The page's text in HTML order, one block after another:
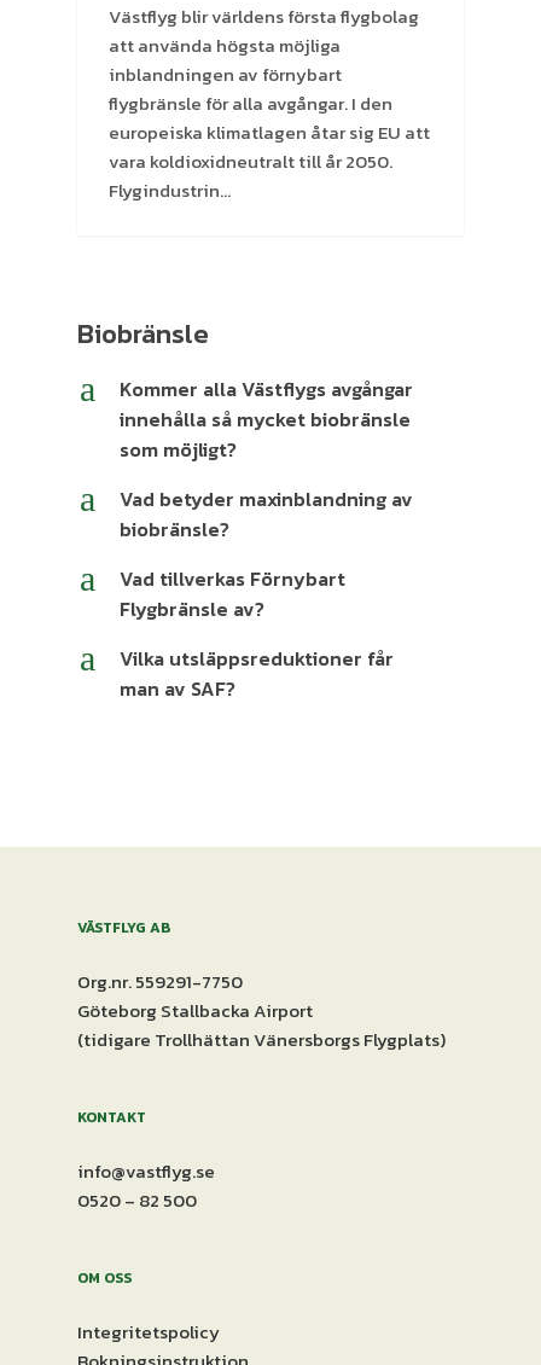
Västflyg blir världens första flygbolag
att använda högsta möjliga
inblandningen av förnybart
flygbränsle för alla avgångar. I den
europeiska klimatlagen åtar sig EU att
vara koldioxidneutralt till år 2050.
Flygindustrin…
Biobränsle
a
Kommer alla Västflygs avgångar
innehålla så mycket biobränsle
som möjligt?
a
Vad betyder maxinblandning av
biobränsle?
a
Vad tillverkas Förnybart
Flygbränsle av?
a
Vilka utsläppsreduktioner får
man av SAF?
VÄSTFLYG AB
Org.nr. 559291-7750
Göteborg Stallbacka Airport
(tidigare Trollhättan Vänersborgs Flygplats)
KONTAKT
info@vastflyg.se
0520 – 82 500
OM OSS
Integritetspolicy